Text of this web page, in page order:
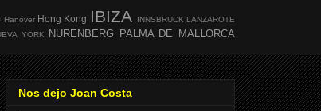
Hanóver Hong Kong IBIZA INNSBRUCK LANZAROTE
YORK NURENBERG PALMA DE MALLORCA
Nos dejo Joan Costa